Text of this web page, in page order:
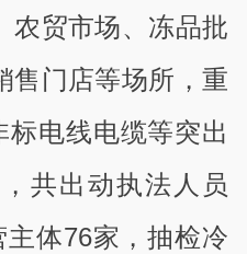
农贸市场、冻品批
售门店等场所，重
标电线电缆等突出
共出动执法人员
体76家，抽检冷